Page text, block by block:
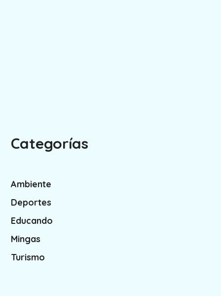
Categorías
Ambiente
Deportes
Educando
Mingas
Turismo